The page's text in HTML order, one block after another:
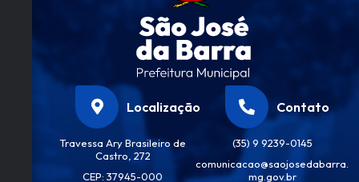
Localização
Travessa Ary Brasileiro de
Castro, 272
CEP: 37945-000
Contato
(35) 9 9239-0145
comunicacao@saojosedabarra.
mg.gov.br